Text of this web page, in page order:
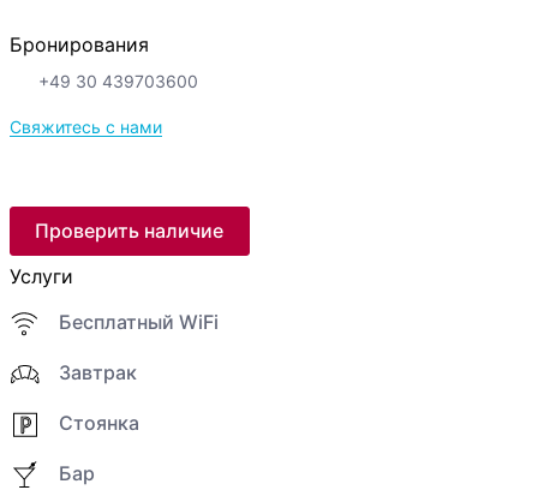
Бронирования
+49 30 439703600
Свяжитесь с нами
Проверить наличие
Услуги
Бесплатный WiFi
Завтрак
Стоянка
Бар